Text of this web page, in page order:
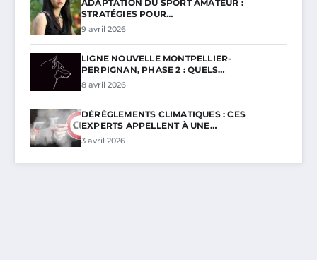
ADAPTATION DU SPORT AMATEUR :
STRATÉGIES POUR…
9 avril 2026
LIGNE NOUVELLE MONTPELLIER-
PERPIGNAN, PHASE 2 : QUELS…
8 avril 2026
DÉRÈGLEMENTS CLIMATIQUES : CES
EXPERTS APPELLENT À UNE…
3 avril 2026